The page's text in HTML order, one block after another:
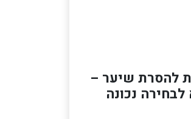
להסרת שיער –
נכונה